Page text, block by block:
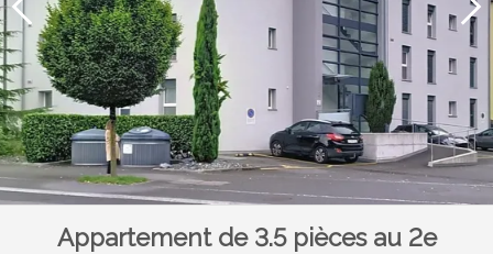
Appartement de 3.5 pièces au 2e